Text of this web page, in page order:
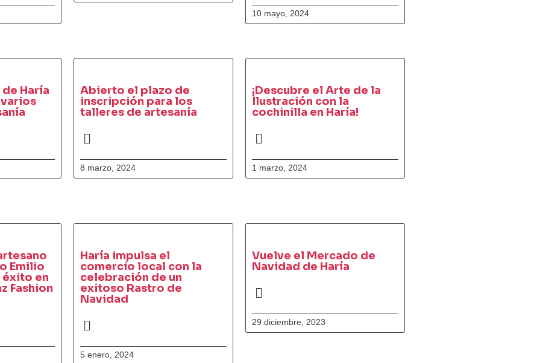
10 mayo, 2024
Haría
Abierto el plazo de
inscripción para los
talleres de artesanía
8 marzo, 2024
¡Descubre el Arte de la
Ilustración con la
cochinilla en Haría!
1 marzo, 2024
Emilio
éxito en
Fashion
Haría impulsa el
comercio local con la
celebración de un
exitoso Rastro de
Navidad
5 enero, 2024
Vuelve el Mercado de
Navidad de Haría
29 diciembre, 2023